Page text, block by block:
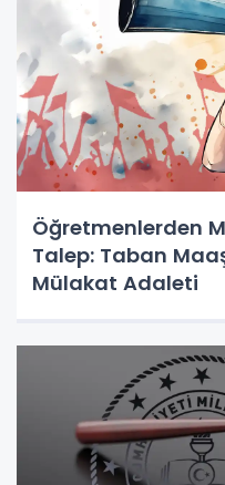
Öğretmenlerden
Talep: Taban
Mülakat Adaleti